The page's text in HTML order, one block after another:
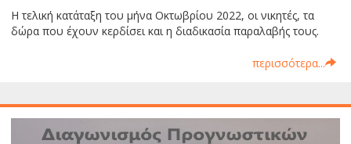
Η τελική κατάταξη του μήνα Οκτωβρίου 2022, οι νικητές, τα
δώρα που έχουν κερδίσει και η διαδικασία παραλαβής τους.
περισσότερα...